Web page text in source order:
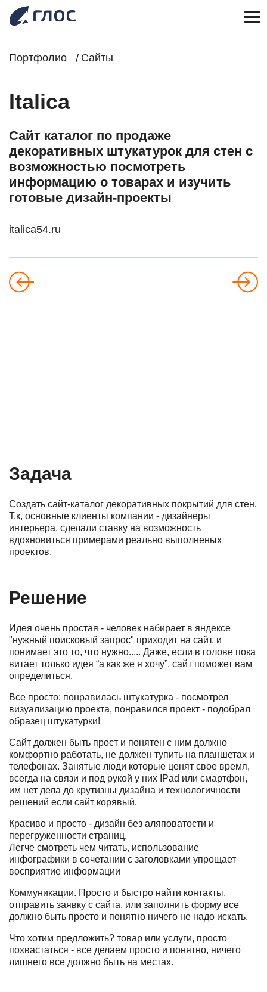
Портфолио Сайты
Italica
Сайт каталог по продаже
декоративных штукатурок для стен с
возможностью посмотреть
информацию о товарах и изучить
готовые дизайн-проекты
italica54.ru
Задача
Создать сайт-каталог декоративных покрытий для стен.
Т.к, основные клиенты компании - дизайнеры
интерьера, сделали ставку на возможность
вдохновиться примерами реально выполненых
проектов.
Решение
Идея очень простая - человек набирает в яндексе
"нужный поисковый запрос" приходит на сайт, и
понимает это то, что нужно..... Даже, если в голове пока
витает только идея “а как же я хочу”, сайт поможет вам
определиться.
Все просто: понравилась штукатурка - посмотрел
визуализацию проекта, понравился проект - подобрал
образец штукатурки!
Сайт должен быть прост и понятен с ним должно
комфортно работать, не должен тупить на планшетах и
телефонах. Занятые люди которые ценят свое время,
всегда на связи и под рукой у них IPad или смартфон,
им нет дела до крутизны дизайна и технологичности
решений если сайт корявый.
Красиво и просто - дизайн без аляповатости и
перегруженности страниц.
Легче смотреть чем читать, использование
инфографики в сочетании с заголовками упрощает
восприятие информации
Коммуникации. Просто и быстро найти контакты,
отправить заявку с сайта, или заполнить форму все
должно быть просто и понятно ничего не надо искать.
Что хотим предложить? товар или услуги, просто
похвастаться - все делаем просто и понятно, ничего
лишнего все должно быть на местах.